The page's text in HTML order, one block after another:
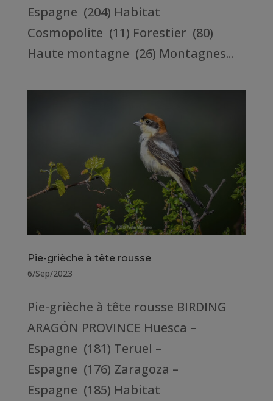
Espagne (204) Habitat
Cosmopolite (11) Forestier (80)
Haute montagne (26) Montagnes...
Pie-grièche à tête rousse
6/Sep/2023
Pie-grièche à tête rousse BIRDING
ARAGÓN PROVINCE Huesca –
Espagne (181) Teruel –
Espagne (176) Zaragoza –
Espagne (185) Habitat